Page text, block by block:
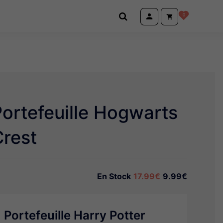
0
Hogwarts
En Stock 17.99€ 9.99€
Portefeuille Harry Potter